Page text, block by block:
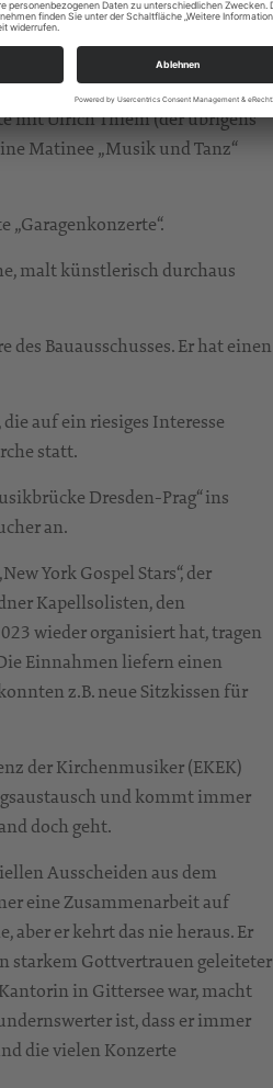
HS für Kirchenmusik Klavier-
den Partnergemeinden in Kamp
mit Ulrich Thiem (der übrigens
Matinee „Musik und Tanz“
malt künstlerisch durchaus
Bauausschusses. Er hat einen
auf ein riesiges Interesse
statt.
Dresden-Prag“ ins
an.
York Gospel Stars“, der
Kapellsolisten, den
wieder organisiert hat, tragen
Einnahmen liefern einen
z.B. neue Sitzkissen für
der Kirchenmusiker (EKEK)
und kommt immer
doch geht.
Ausscheiden aus dem
eine Zusammenarbeit auf
er kehrt das nie heraus. Er
starkem Gottvertrauen geleiteter
in Gittersee war, macht
ist, dass er immer
die vielen Konzerte